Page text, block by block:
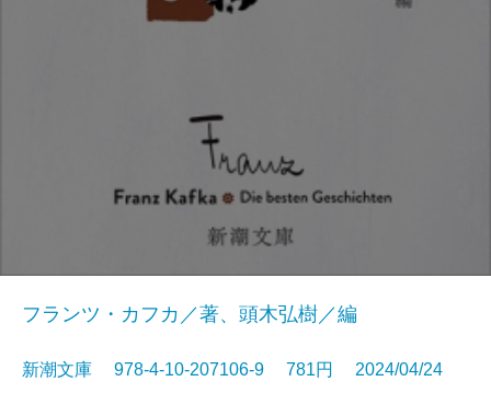
フランツ・カフカ／著、頭木弘樹／編
新潮文庫 978-4-10-207106-9 781円 2024/04/24